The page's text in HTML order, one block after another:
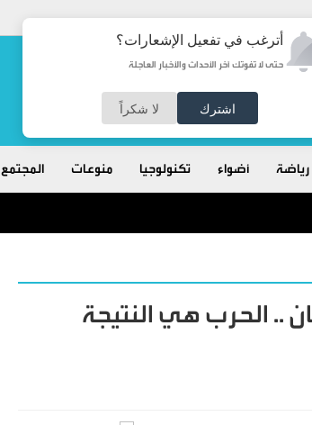
أترغب في تفعيل الإشعارات؟
حتى لا تفوتك آخر الأحداث والأخبار العاجلة
اشترك لا شكراً
رياضة أضواء تكنولوجيا منوعات المجتمع
.. الحرب هي النتيجة